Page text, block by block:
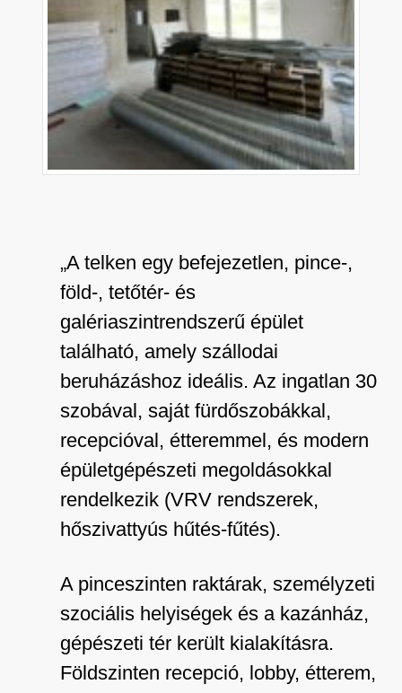
„A telken egy befejezetlen, pince-,
föld-, tetőtér- és
galériaszintrendszerű épület
található, amely szállodai
beruházáshoz ideális. Az ingatlan 30
szobával, saját fürdőszobákkal,
recepcióval, étteremmel, és modern
épületgépészeti megoldásokkal
rendelkezik (VRV rendszerek,
hőszivattyús hűtés-fűtés).
A pinceszinten raktárak, személyzeti
szociális helyiségek és a kazánház,
gépészeti tér került kialakításra.
Földszinten recepció, lobby, étterem,